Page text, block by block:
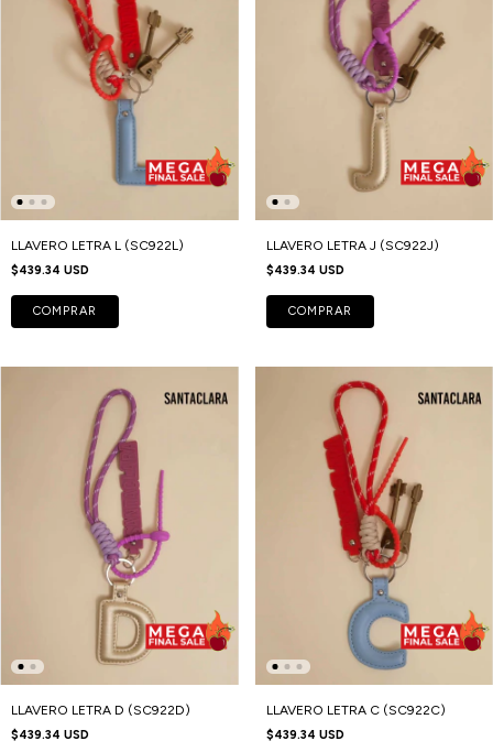
LLAVERO LETRA L (SC922L)
$439.34 USD
COMPRAR
LLAVERO LETRA J (SC922J)
$439.34 USD
COMPRAR
LLAVERO LETRA D (SC922D)
$439.34 USD
LLAVERO LETRA C (SC922C)
$439.34 USD